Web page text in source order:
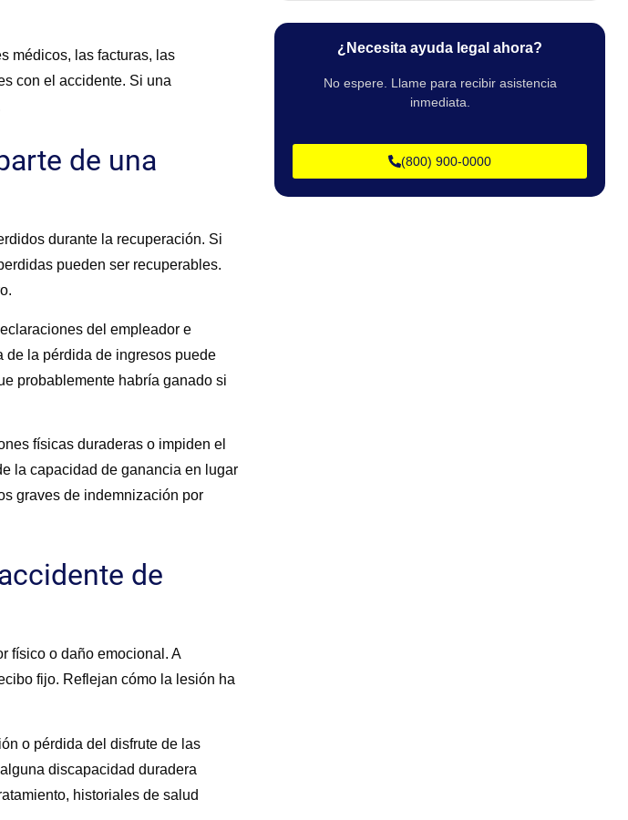
médicos, las facturas, las
con el accidente. Si una
de una
durante la recuperación. Si
pueden ser recuperables.
del empleador e
de la pérdida de ingresos puede
probablemente habría ganado si
físicas duraderas o impiden el
la capacidad de ganancia en lugar
graves de indemnización por
de
físico o daño emocional. A
fijo. Reflejan cómo la lesión ha
o pérdida del disfrute de las
discapacidad duradera
historiales de salud
¿Necesita ayuda legal ahora?
No espere. Llame para recibir asistencia
inmediata.
(800) 900-0000